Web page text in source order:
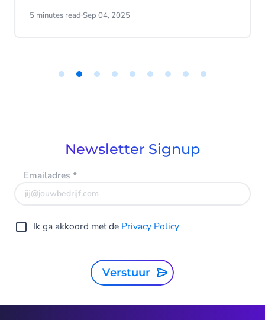
belast. In dit veranderende landschap zijn
bieden waar dat het hardst nodig is.
5 minutes read·Sep 04, 2025
Newsletter Signup
Emailadres *
Ik ga akkoord met de Privacy Policy
Verstuur